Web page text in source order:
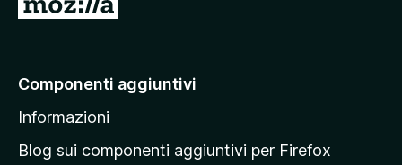
a
l
a
Componenti aggiuntivi
Informazioni
Blog sui componenti aggiuntivi per Firefox